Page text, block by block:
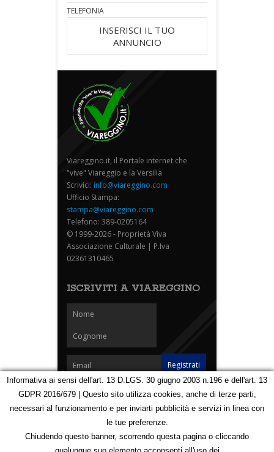
TELEFONIA
INSERISCI IL TUO
ANNUNCIO
Viareggino.it, il Portale internet che
"vive" Viareggio e la Versilia
Scrivici: info@viareggino.com
Ufficio Stampa:
stampa@viareggino.com
Telefono: 389-0205164
© 1999-2026 - Proprietà Viva
Associazione Culturale | P.Iva
02361310465
ISCRIVITI A VIAREGGINO
Homepage Notizie Speciali Eventi Foto Carnevale
Partners
Contatti
Mappa
Informativa ai sensi dell'art. 13 D.LGS. 30 giugno 2003 n.196 e dell'art. 13
GDPR 2016/679 | Questo sito utilizza cookies, anche di terze parti,
necessari al funzionamento e per inviarti pubblicità e servizi in linea con
le tue preferenze.
Chiudendo questo banner, scorrendo questa pagina o cliccando